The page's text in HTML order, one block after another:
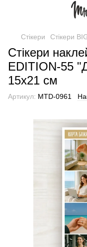
Стікери Стікери
Стікери
EDITION-55
15х21 см
Артикул: MTD-0961